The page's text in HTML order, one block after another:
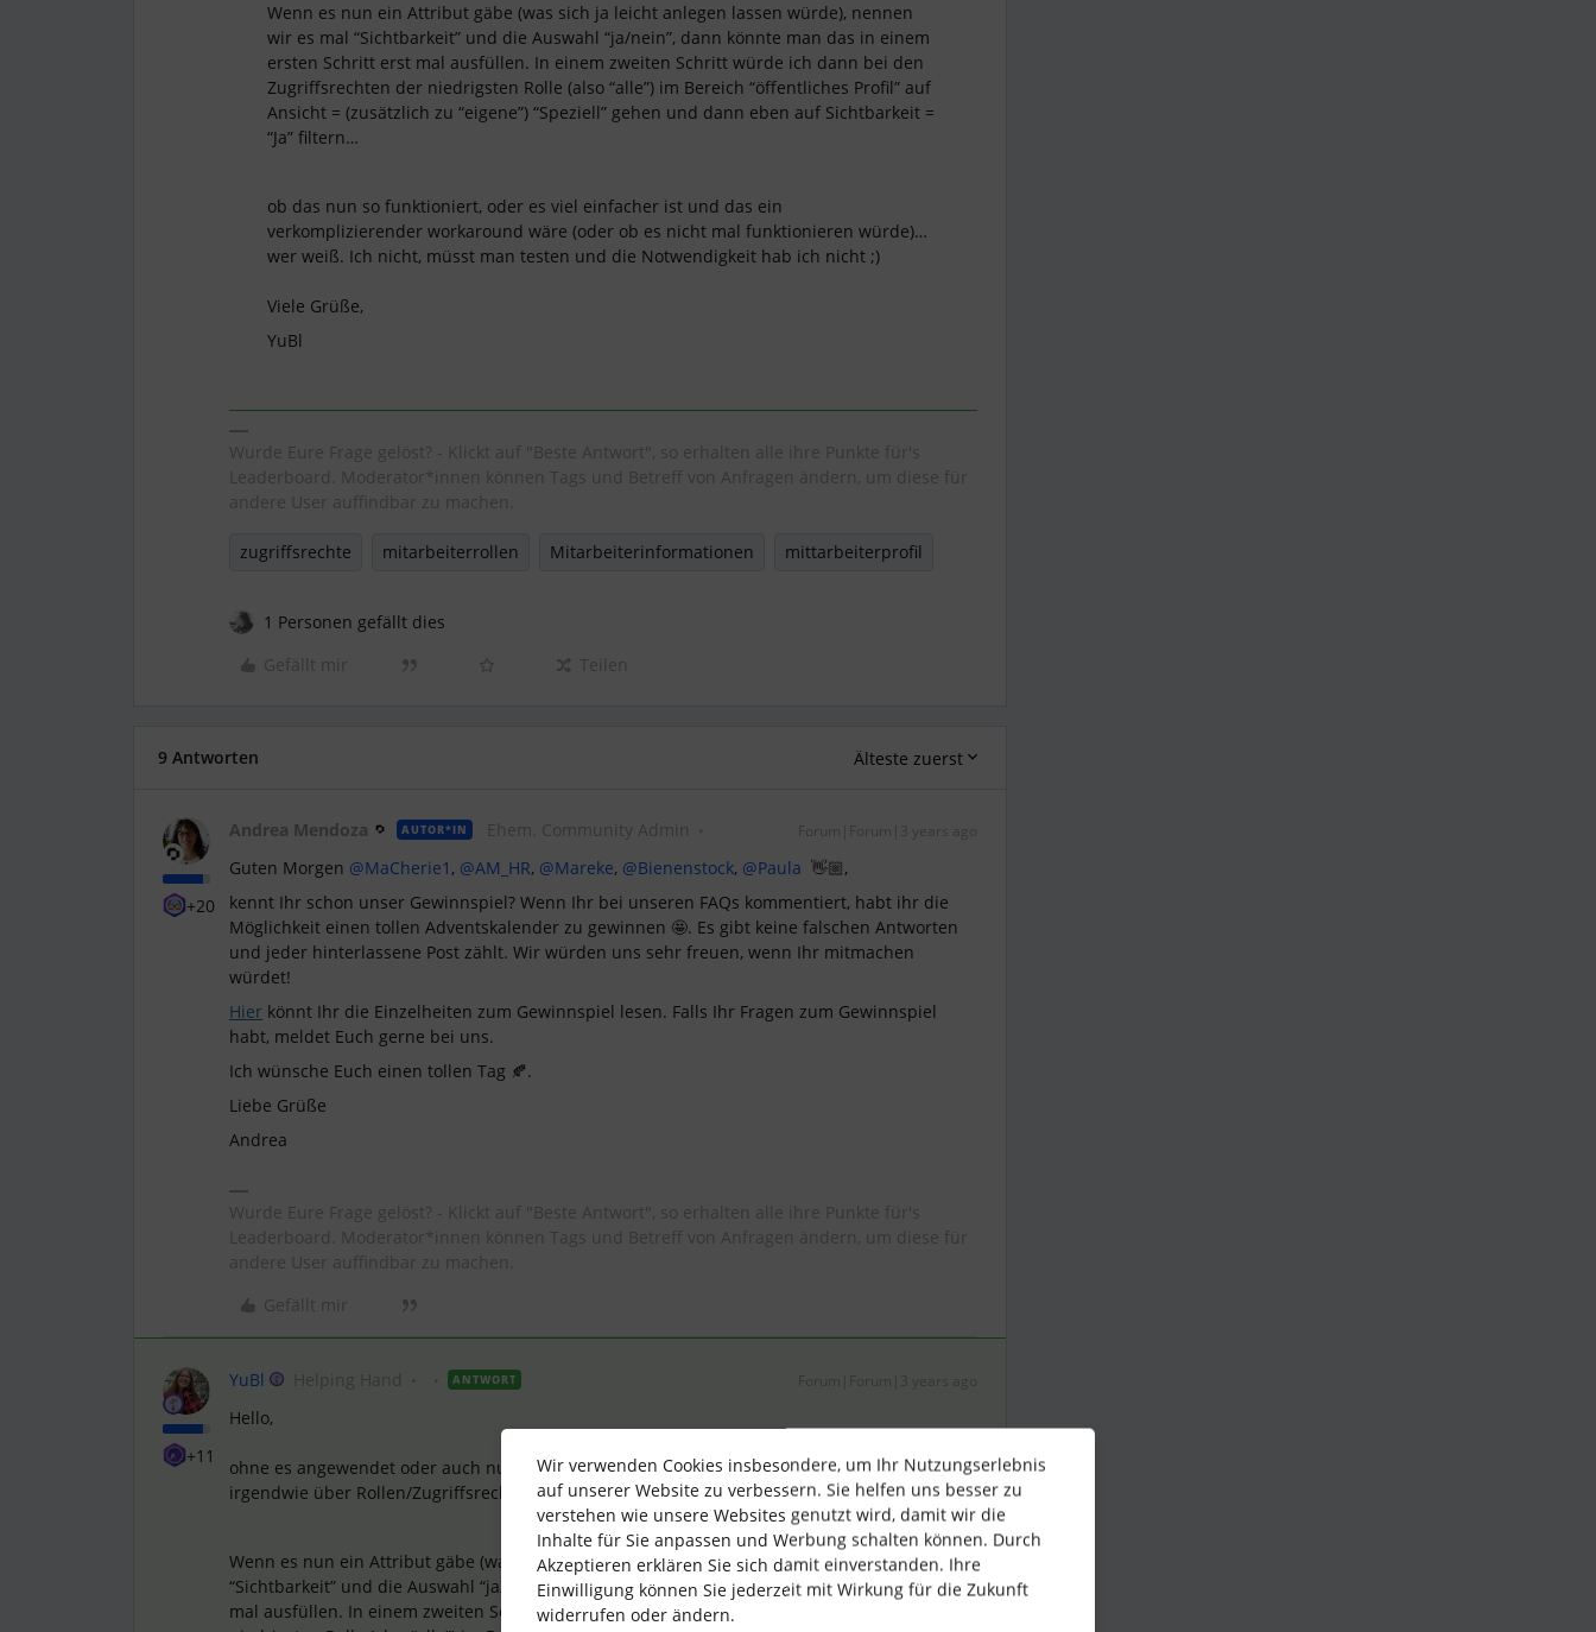
Wenn es nun ein Attribut gäbe (was sich ja leicht anlegen lassen würde), nennen
wir es mal “Sichtbarkeit” und die Auswahl “ja/nein”, dann könnte man das in einem
ersten Schritt erst mal ausfüllen. In einem zweiten Schritt würde ich dann bei den
Zugriffsrechten der niedrigsten Rolle (also “alle”) im Bereich “öffentliches Profil” auf
Ansicht = (zusätzlich zu “eigene”) “Speziell” gehen und dann eben auf Sichtbarkeit =
“Ja” filtern…
ob das nun so funktioniert, oder es viel einfacher ist und das ein
verkomplizierender workaround wäre (oder ob es nicht mal funktionieren würde)…
wer weiß. Ich nicht, müsst man testen und die Notwendigkeit hab ich nicht ;)
Viele Grüße,
YuBl
Wurde Eure Frage gelöst? - Klickt auf "Beste Antwort", so erhalten alle ihre Punkte für's
Leaderboard. Moderator*innen können Tags und Betreff von Anfragen ändern, um diese für
andere User auffindbar zu machen.
zugriffsrechte mitarbeiterrollen Mitarbeiterinformationen mittarbeiterprofil
1 Personen gefällt dies
Gefällt mir
Teilen
9 Antworten Älteste zuerst
+20
Andrea Mendoza AUTOR*IN Ehem. Community Admin Forum|Forum|3 years ago
Guten Morgen @MaCherie1 , @AM_HR, @Mareke, @Bienenstock, @Paula 👋🏼,
kennt Ihr schon unser Gewinnspiel? Wenn Ihr bei unseren FAQs kommentiert, habt ihr die
Möglichkeit einen tollen Adventskalender zu gewinnen 🤩. Es gibt keine falschen Antworten
und jeder hinterlassene Post zählt. Wir würden uns sehr freuen, wenn Ihr mitmachen
würdet!
Hier könnt Ihr die Einzelheiten zum Gewinnspiel lesen. Falls Ihr Fragen zum Gewinnspiel
habt, meldet Euch gerne bei uns.
Ich wünsche Euch einen tollen Tag 🍂.
Liebe Grüße
Andrea
Wurde Eure Frage gelöst? - Klickt auf "Beste Antwort", so erhalten alle ihre Punkte für's
Leaderboard. Moderator*innen können Tags und Betreff von Anfragen ändern, um diese für
andere User auffindbar zu machen.
Gefällt mir
+11
YuBl ANTWORT
Hello,
ohne es angewendet oder auch nur getestet zu haben, wäre mein Gedanke, dass das wohl
irgendwie über Rollen/Zugriffsrechte gehen könnte.
Wenn es nun ein Attribut gäbe (was sich ja leicht anlegen lassen würde), nennen wir es mal
“Sichtbarkeit” und die Auswahl “ja/nein”, dann könnte man das in einem ersten Schritt erst
mal ausfüllen. In einem zweiten Schritt würde ich dann bei den Zugriffsrechten der
Wir verwenden Cookies insbesondere, um Ihr Nutzungserlebnis
auf unserer Website zu verbessern. Sie helfen uns besser zu
verstehen wie unsere Websites genutzt wird, damit wir die
Inhalte für Sie anpassen und Werbung schalten können. Durch
Akzeptieren erklären Sie sich damit einverstanden. Ihre
Einwilligung können Sie jederzeit mit Wirkung für die Zukunft
widerrufen oder ändern.